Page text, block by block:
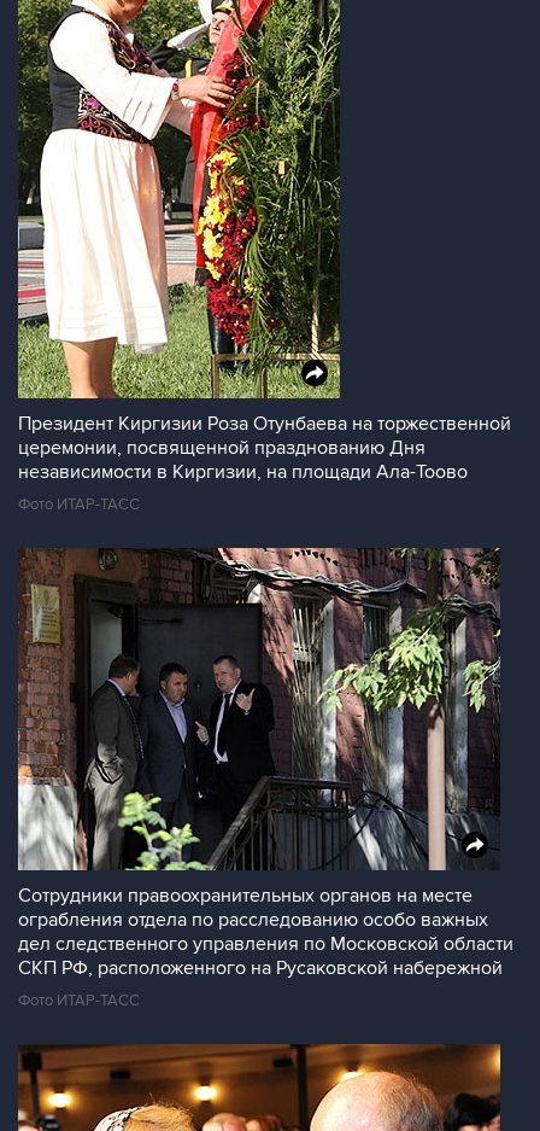
Президент Киргизии Роза Отунбаева на торжественной
церемонии, посвященной празднованию Дня
независимости в Киргизии, на площади Ала-Тоово
Фото ИТАР-ТАСС
Сотрудники правоохранительных органов на месте
ограбления отдела по расследованию особо важных
дел следственного управления по Московской области
СКП РФ, расположенного на Русаковской набережной
Фото ИТАР-ТАСС